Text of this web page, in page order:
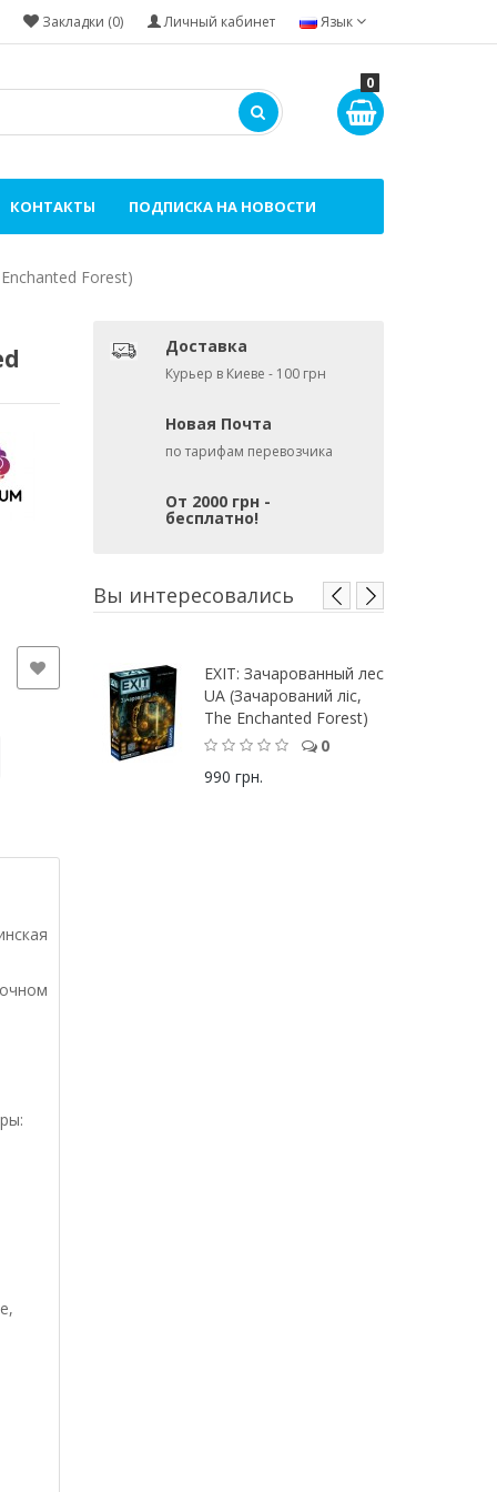
Язык
Личный кабинет
Закладки (0)
0
КОНТАКТЫ ПОДПИСКА НА НОВОСТИ
Forest)
Доставка
Курьер в Киеве - 100 грн
Новая Почта
по тарифам перевозчика
От 2000 грн -
бесплатно!
Вы интересовались
EXIT: Зачарованный лес
UA (Зачарований ліс,
The Enchanted Forest)
0
990 грн.